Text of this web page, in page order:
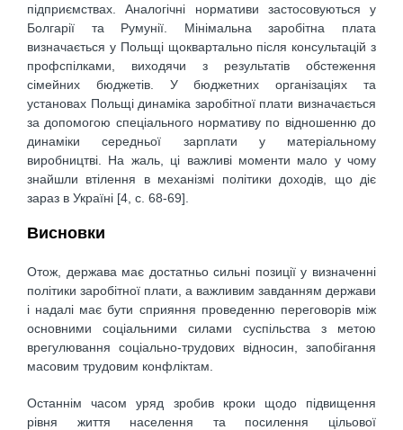
підприємствах. Аналогічні нормативи застосовуються у
Болгарії та Румунії. Мінімальна заробітна плата
визначається у Польщі щоквартально після консультацій з
профспілками, виходячи з результатів обстеження
сімейних бюджетів. У бюджетних організаціях та
установах Польщі динаміка заробітної плати визначається
за допомогою спеціального нормативу по відношенню до
динаміки середньої зарплати у матеріальному
виробництві. На жаль, ці важливі моменти мало у чому
знайшли втілення в механізмі політики доходів, що діє
зараз в Україні [4, c. 68-69].
Висновки
Отож, держава має достатньо сильні позиції у визначенні
політики заробітної плати, а важливим завданням держави
і надалі має бути сприяння проведенню переговорів між
основними соціальними силами суспільства з метою
врегулювання соціально-трудових відносин, запобігання
масовим трудовим конфліктам.
Останнім часом уряд зробив кроки щодо підвищення
рівня життя населення та посилення цільової